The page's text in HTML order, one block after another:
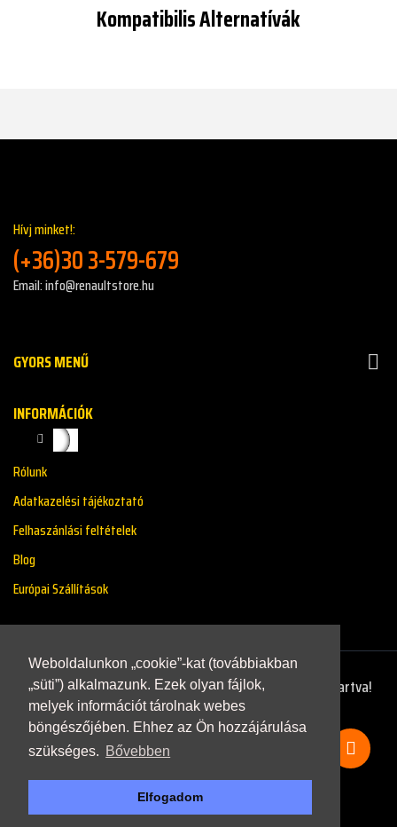
Weboldalunkon „cookie”-kat (továbbiakban
„süti”) alkalmazunk. Ezek olyan fájlok,
melyek információt tárolnak webes
böngészőjében. Ehhez az Ön hozzájárulása
szükséges. Bővebben
Elfogadom
Kompatibilis Alternatívák
Hívj minket!:
(+36)30 3-579-679
Email: info@renaultstore.hu
GYORS MENŰ 
INFORMÁCIÓK
Rólunk
Adatkazelési tájékoztató
Felhaszánlási feltételek
Blog
Európai Szállítások
Copyright © 2021 - Renaultstore.hu - Minden Jog Fenntartva!